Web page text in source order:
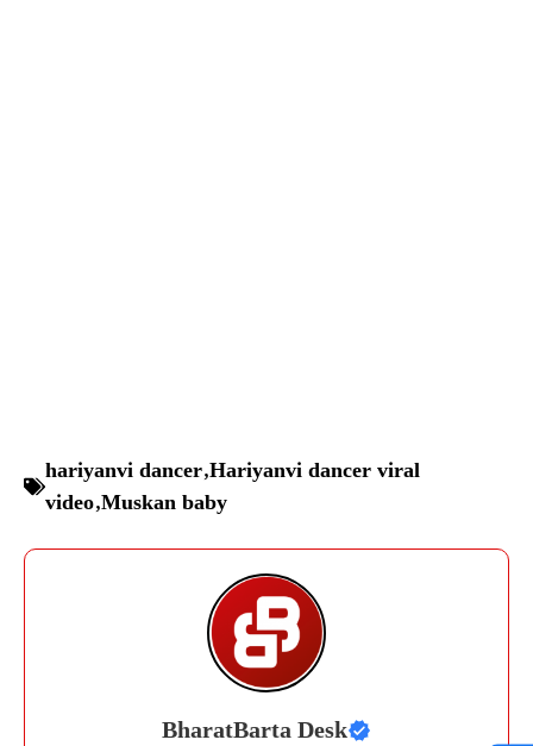
hariyanvi dancer,Hariyanvi dancer viral
video,Muskan baby
BharatBarta Desk